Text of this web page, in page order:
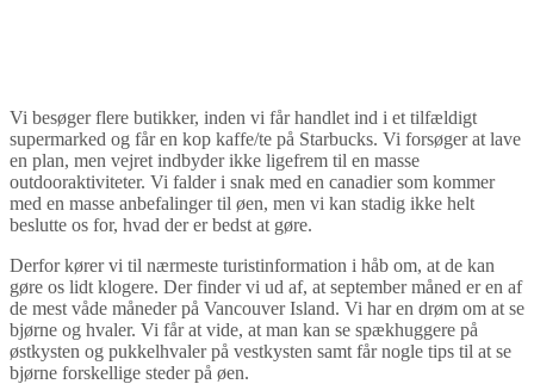
Vi besøger flere butikker, inden vi får handlet ind i et tilfældigt
supermarked og får en kop kaffe/te på Starbucks. Vi forsøger at lave
en plan, men vejret indbyder ikke ligefrem til en masse
outdooraktiviteter. Vi falder i snak med en canadier som kommer
med en masse anbefalinger til øen, men vi kan stadig ikke helt
beslutte os for, hvad der er bedst at gøre.
Derfor kører vi til nærmeste turistinformation i håb om, at de kan
gøre os lidt klogere. Der finder vi ud af, at september måned er en af
de mest våde måneder på Vancouver Island. Vi har en drøm om at se
bjørne og hvaler. Vi får at vide, at man kan se spækhuggere på
østkysten og pukkelhvaler på vestkysten samt får nogle tips til at se
bjørne forskellige steder på øen.